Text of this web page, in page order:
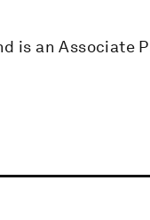
is an Associate